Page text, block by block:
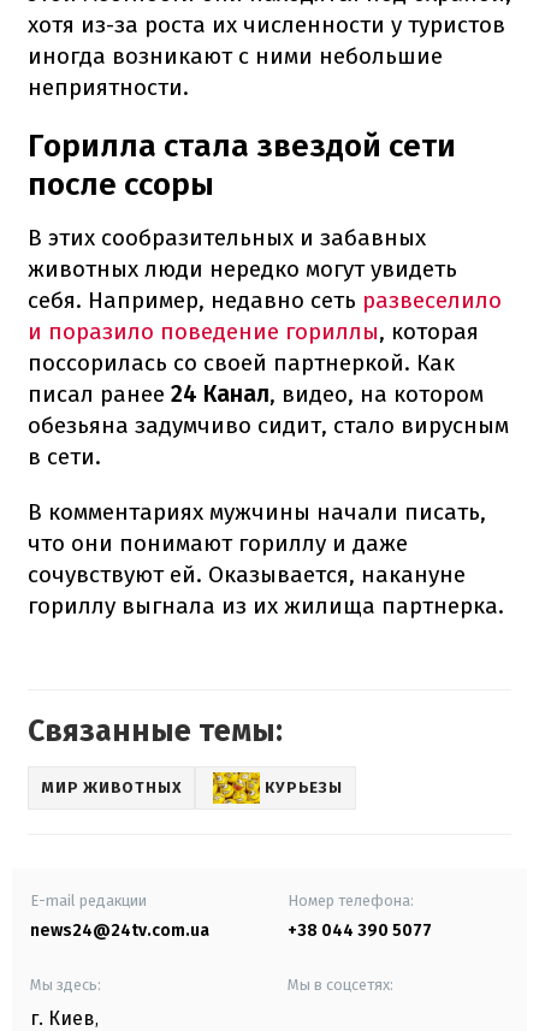
хотя из-за роста их численности у туристов
иногда возникают с ними небольшие
неприятности.
Горилла стала звездой сети
после ссоры
В этих сообразительных и забавных
животных люди нередко могут увидеть
себя. Например, недавно сеть развеселило
и поразило поведение гориллы, которая
поссорилась со своей партнеркой. Как
писал ранее 24 Канал, видео, на котором
обезьяна задумчиво сидит, стало вирусным
в сети.
В комментариях мужчины начали писать,
что они понимают гориллу и даже
сочувствуют ей. Оказывается, накануне
гориллу выгнала из их жилища партнерка.
Связанные темы:
МИР ЖИВОТНЫХ КУРЬЕЗЫ
E-mail редакции
news24@24tv.com.ua
Номер телефона:
+38 044 390 5077
Мы здесь:
г. Киев,
Мы в соцсетях: